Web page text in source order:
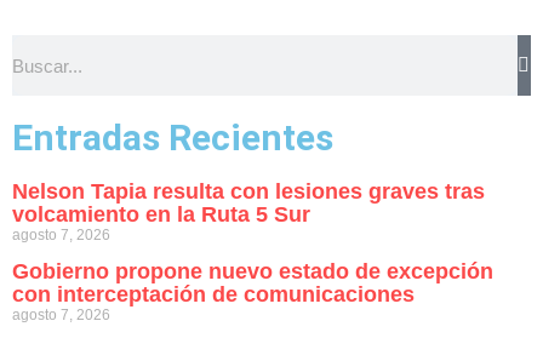
Entradas Recientes
Nelson Tapia resulta con lesiones graves tras
volcamiento en la Ruta 5 Sur
agosto 7, 2026
Gobierno propone nuevo estado de excepción
con interceptación de comunicaciones
agosto 7, 2026